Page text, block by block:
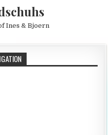
Ines & Bjoern